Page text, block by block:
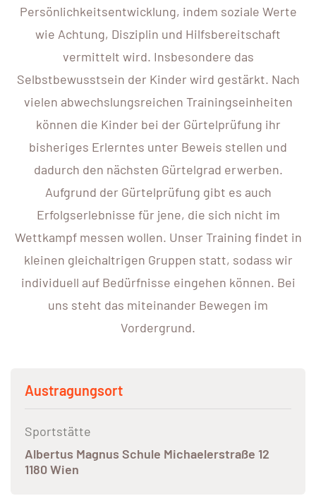
Persönlichkeitsentwicklung, indem soziale Werte
wie Achtung, Disziplin und Hilfsbereitschaft
vermittelt wird. Insbesondere das
Selbstbewusstsein der Kinder wird gestärkt. Nach
vielen abwechslungsreichen Trainingseinheiten
können die Kinder bei der Gürtelprüfung ihr
bisheriges Erlerntes unter Beweis stellen und
dadurch den nächsten Gürtelgrad erwerben.
Aufgrund der Gürtelprüfung gibt es auch
Erfolgserlebnisse für jene, die sich nicht im
Wettkampf messen wollen. Unser Training findet in
kleinen gleichaltrigen Gruppen statt, sodass wir
individuell auf Bedürfnisse eingehen können. Bei
uns steht das miteinander Bewegen im
Vordergrund.
Austragungsort
Sportstätte
Albertus Magnus Schule Michaelerstraße 12
1180 Wien